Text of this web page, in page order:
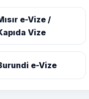
e-Vize /
Vize
e-Vize